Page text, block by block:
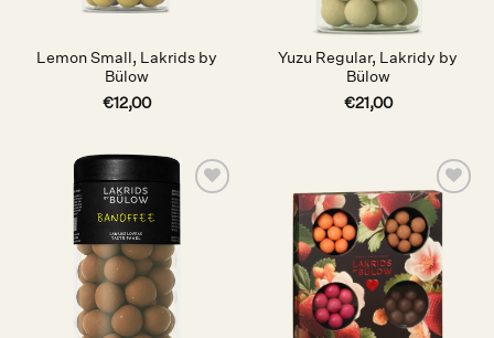
Lemon Small, Lakrids by
Bülow
€12,00
Yuzu Regular, Lakridy by
Bülow
€21,00
Auf die
Wunschliste
Auf die
Wunschliste